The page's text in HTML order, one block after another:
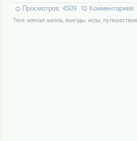
Просмотров: 4509 Комментариев:
Теги: мягкая школа, выезды игры путешествия